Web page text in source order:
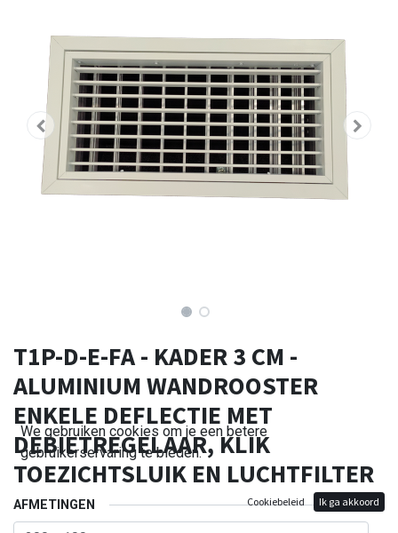
T1P-D-E-FA - KADER 3 CM -
ALUMINIUM WANDROOSTER
ENKELE DEFLECTIE MET
DEBIETREGELAAR, KLIK
TOEZICHTSLUIK EN LUCHTFILTER
AFMETINGEN
We gebruiken cookies om je een betere
gebruikerservaring te bieden.
Cookiebeleid Ik ga akkoord